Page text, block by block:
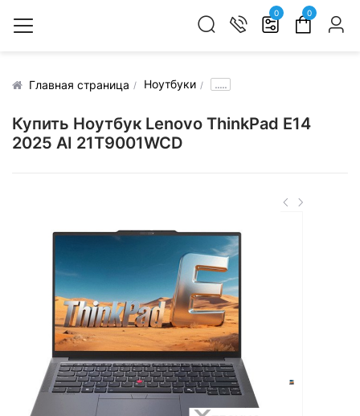
0 0
Главная страница Ноутбуки .....
Купить Ноутбук Lenovo ThinkPad E14
2025 AI 21T9001WCD